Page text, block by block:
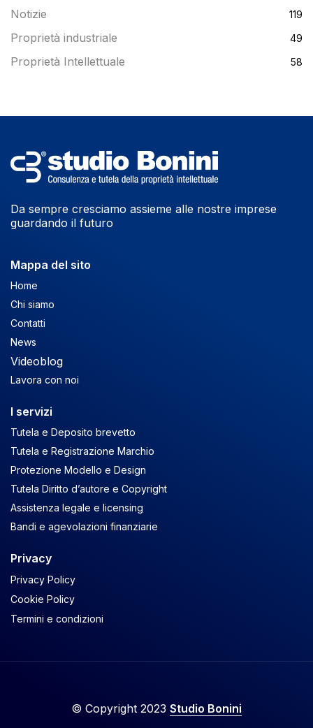
Notizie 119
Proprietà industriale 49
Proprietà Intellettuale 58
Da sempre cresciamo assieme alle nostre imprese
guardando il futuro
Mappa del sito
Home
Chi siamo
Contatti
News
Videoblog
Lavora con noi
I servizi
Tutela e Deposito brevetto
Tutela e Registrazione Marchio
Protezione Modello e Design
Tutela Diritto d’autore e Copyright
Assistenza legale e licensing
Bandi e agevolazioni finanziarie
Privacy
Privacy Policy
Cookie Policy
Termini e condizioni
© Copyright 2023 Studio Bonini